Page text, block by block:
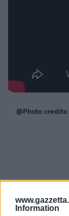
Information
@Photo credits:
Διάβασε όλα τα
και δες τις